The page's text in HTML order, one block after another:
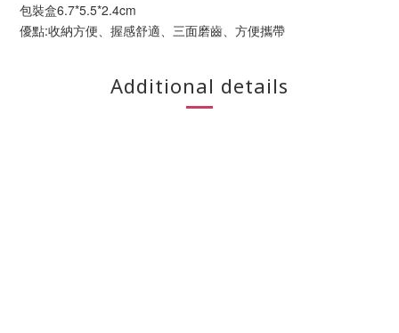
包裝盒6.7*5.5*2.4cm
優點:收納方便、握感舒適、三面磨齒、方便攜帶
Additional details